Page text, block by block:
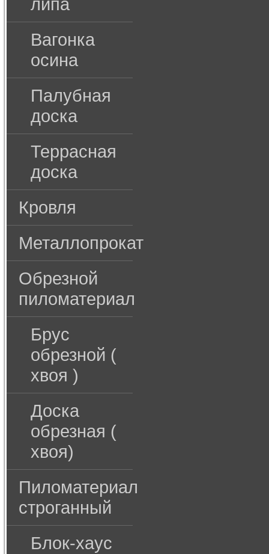
Вагонка
осина
Палубная
доска
Террасная
доска
Кровля
Металлопрокат
Обрезной
пиломатериал
Брус
обрезной (
хвоя )
Доска
обрезная (
хвоя)
Пиломатериал
строганный
Блок-хаус